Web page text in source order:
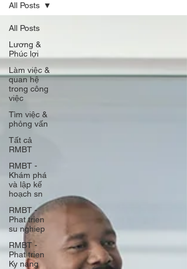
All Posts
Lương &
Phúc lợi
Làm việc &
quan hệ
trong công
việc
Tìm việc &
phỏng vấn
Tất cả
RMBT
RMBT -
Khám phá
và lập kế
hoạch sn
RMBT -
Phat trien
su nghiep
RMBT -
Phat trien
Ky nang
All Posts